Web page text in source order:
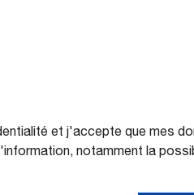
et j'accepte que mes
notamment la